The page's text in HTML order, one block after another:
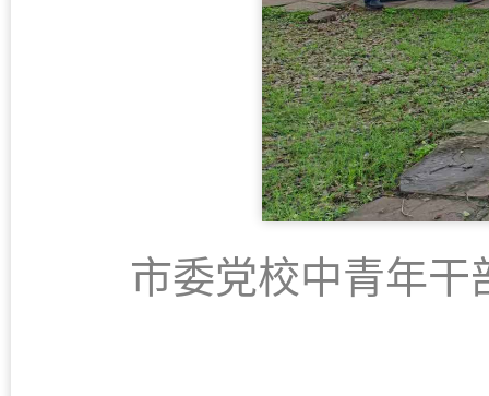
市委党校中青年